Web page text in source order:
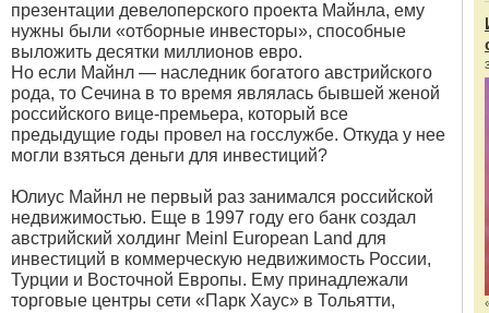
презентации девелоперского проекта Майнла, ему
нужны были «отборные инвесторы», способные
выложить десятки миллионов евро.
Но если Майнл — наследник богатого австрийского
рода, то Сечина в то время являлась бывшей женой
российского вице-премьера, который все
предыдущие годы провел на госслужбе. Откуда у нее
могли взяться деньги для инвестиций?
Юлиус Майнл не первый раз занимался российской
недвижимостью. Еще в 1997 году его банк создал
австрийский холдинг Meinl European Land для
инвестиций в коммерческую недвижимость России,
Турции и Восточной Европы. Ему принадлежали
торговые центры сети «Парк Хаус» в Тольятти,